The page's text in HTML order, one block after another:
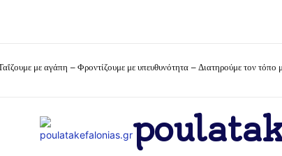
με αγάπη – Φροντίζουμε με υπευθυνότητα – Διατηρούμε τον τόπο